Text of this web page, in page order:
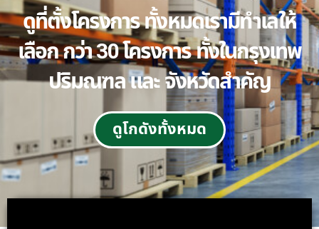
ดูที่ตั้งโครงการ ทั้งหมดเรามีทำเลให้
เลือก กว่า 30 โครงการ ทั้งในกรุงเทพ
ปริมณฑล และ จังหวัดสำคัญ
ดูโกดังทั้งหมด